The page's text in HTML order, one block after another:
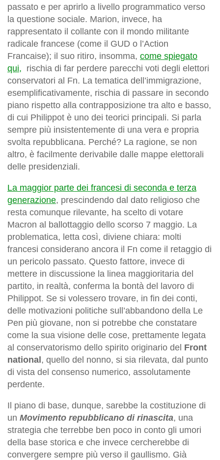
passato e per aprirlo a livello programmatico verso
la questione sociale. Marion, invece, ha
rappresentato il collante con il mondo militante
radicale francese (come il GUD o l’Action
Francaise); il suo ritiro, insomma, come spiegato
qui, rischia di far perdere parecchi voti degli elettori
conservatori al Fn. La tematica dell’immigrazione,
esemplificativamente, rischia di passare in secondo
piano rispetto alla contrapposizione tra alto e basso,
di cui Philippot è uno dei teorici principali. Si parla
sempre più insistentemente di una vera e propria
svolta repubblicana. Perché? La ragione, se non
altro, è facilmente derivabile dalle mappe elettorali
delle presidenziali.
La maggior parte dei francesi di seconda e terza
generazione, prescindendo dal dato religioso che
resta comunque rilevante, ha scelto di votare
Macron al ballottaggio dello scorso 7 maggio. La
problematica, letta così, diviene chiara: molti
francesi considerano ancora il Fn come il retaggio di
un pericolo passato. Questo fattore, invece di
mettere in discussione la linea maggioritaria del
partito, in realtà, conferma la bontà del lavoro di
Philippot. Se si volessero trovare, in fin dei conti,
delle motivazioni politiche sull’abbandono della Le
Pen più giovane, non si potrebbe che constatare
come la sua visione delle cose, prettamente legata
al conservatorismo dello spirito originario del Front
national, quello del nonno, si sia rilevata, dal punto
di vista del consenso numerico, assolutamente
perdente.
Il piano di base, dunque, sarebbe la costituzione di
un Movimento repubblicano di rinascita, una
strategia che terrebbe ben poco in conto gli umori
della base storica e che invece cercherebbe di
convergere sempre più verso il gaullismo. Già